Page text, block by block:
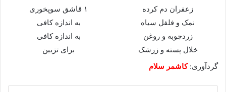
زعفران دم کرده
۱ قاشق سوپخوری
نمک و فلفل سیاه
به اندازه کافی
زردچوبه و روغن
به اندازه کافی
خلال پسته و زرشک
برای تزیین
گردآوری:کاشمر سلام